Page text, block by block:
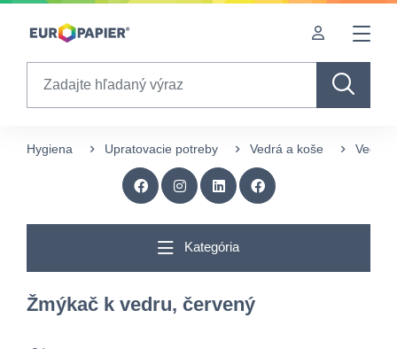
Table Of Content
Hygiena Upratovacie potreby Vedrá a koše Vedrá
Kategória
Žmýkač k vedru, červený